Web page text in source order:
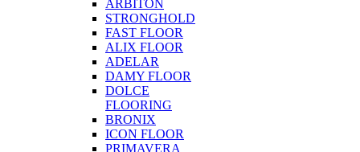
ARBITON
STRONGHOLD
FAST FLOOR
ALIX FLOOR
ADELAR
DAMY FLOOR
DOLCE
FLOORING
BRONIX
ICON FLOOR
PRIMAVERA